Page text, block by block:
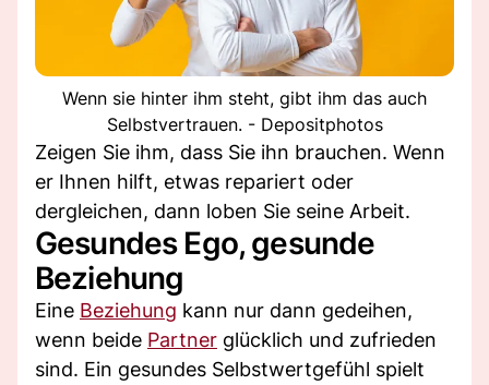
Wenn sie hinter ihm steht, gibt ihm das auch
Selbstvertrauen. - Depositphotos
Zeigen Sie ihm, dass Sie ihn brauchen. Wenn
er Ihnen hilft, etwas repariert oder
dergleichen, dann loben Sie seine Arbeit.
Gesundes Ego, gesunde
Beziehung
Eine Beziehung kann nur dann gedeihen,
wenn beide Partner glücklich und zufrieden
sind. Ein gesundes Selbstwertgefühl spielt